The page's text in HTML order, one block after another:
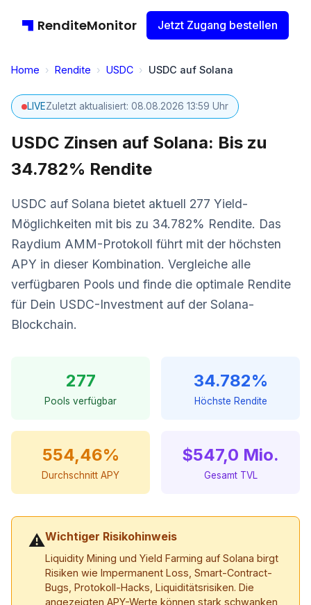
RenditeMonitor Jetzt Zugang bestellen
Home › Rendite › USDC › USDC auf Solana
LIVEZuletzt aktualisiert: 08.08.2026 13:59 Uhr
USDC Zinsen auf Solana: Bis zu
34.782% Rendite
USDC auf Solana bietet aktuell 277 Yield-
Möglichkeiten mit bis zu 34.782% Rendite. Das
Raydium AMM-Protokoll führt mit der höchsten
APY in dieser Kombination. Vergleiche alle
verfügbaren Pools und finde die optimale Rendite
für Dein USDC-Investment auf der Solana-
Blockchain.
277
Pools verfügbar
34.782%
Höchste Rendite
554,46%
Durchschnitt APY
$547,0 Mio.
Gesamt TVL
⚠Wichtiger Risikohinweis
Liquidity Mining und Yield Farming auf Solana birgt
Risiken wie Impermanent Loss, Smart-Contract-
Bugs, Protokoll-Hacks, Liquiditätsrisiken. Die
angezeigten APY-Werte können stark schwanken